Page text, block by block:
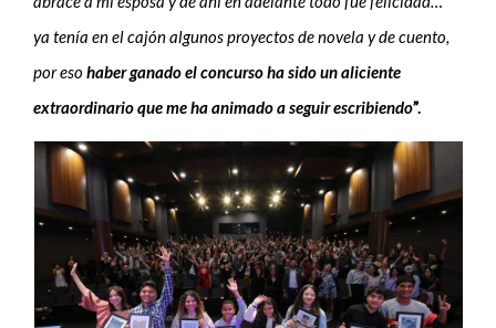
ya tenía en el cajón algunos proyectos de novela y de cuento,
por esohaber ganado el concurso ha sido un aliciente
extraordinario que me ha animado a seguir escribiendo”.